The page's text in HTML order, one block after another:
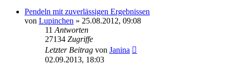
Pendeln mit zuverlässigen Ergebnissen
von Lupinchen » 25.08.2012, 09:08
11 Antworten
27134 Zugriffe
Letzter Beitrag von Janina
02.09.2013, 18:03